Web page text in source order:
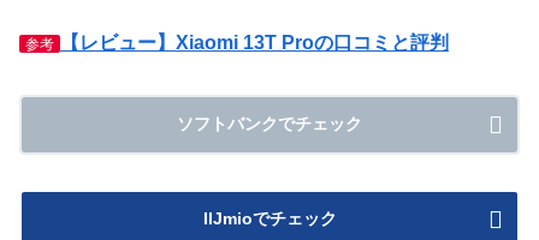
参考 【レビュー】Xiaomi 13T Proの口コミと評判
ソフトバンクでチェック
IIJmioでチェック